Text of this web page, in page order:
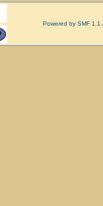
Powered by SMF